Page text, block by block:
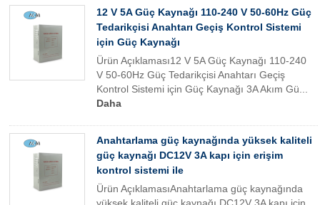
12 V 5A Güç Kaynağı 110-240 V 50-60Hz Güç
Tedarikçisi Anahtarı Geçiş Kontrol Sistemi
için Güç Kaynağı
Ürün Açıklaması12 V 5A Güç Kaynağı 110-240
V 50-60Hz Güç Tedarikçisi Anahtarı Geçiş
Kontrol Sistemi için Güç Kaynağı 3A Akım Gü...
Daha
Anahtarlama güç kaynağında yüksek kaliteli
güç kaynağı DC12V 3A kapı için erişim
kontrol sistemi ile
Ürün AçıklamasıAnahtarlama güç kaynağında